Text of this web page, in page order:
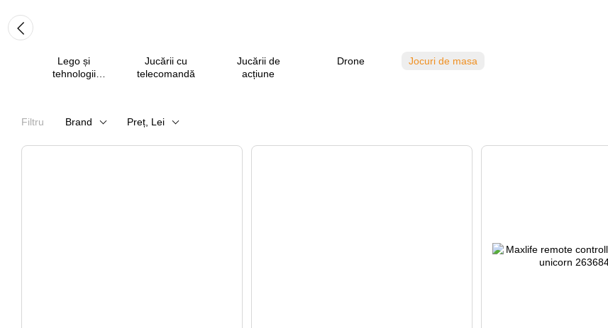
Lego și
tehnologii
Jucării cu
telecomandă
Jucării de
acțiune
Drone Jocuri de masa
Filtru Brand Preț, Lei